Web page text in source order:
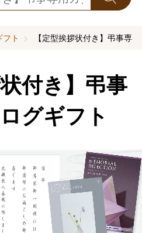
ト 【定型挨拶状付き】弔事専
状付き】弔事
グギフト